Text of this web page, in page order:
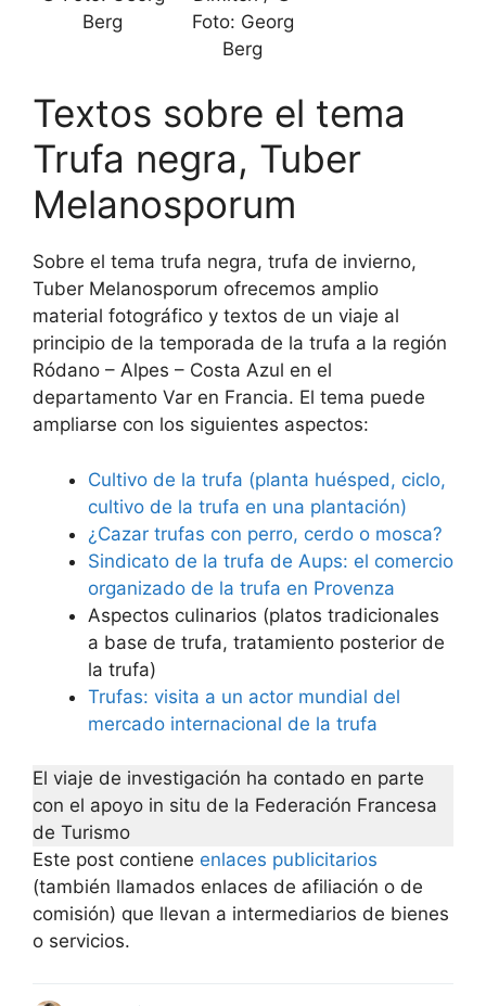
Berg
Foto: Georg
Berg
Textos sobre el tema
Trufa negra, Tuber
Melanosporum
Sobre el tema trufa negra, trufa de invierno,
Tuber Melanosporum ofrecemos amplio
material fotográfico y textos de un viaje al
principio de la temporada de la trufa a la región
Ródano – Alpes – Costa Azul en el
departamento Var en Francia. El tema puede
ampliarse con los siguientes aspectos:
Cultivo de la trufa (planta huésped, ciclo,
cultivo de la trufa en una plantación)
¿Cazar trufas con perro, cerdo o mosca?
Sindicato de la trufa de Aups: el comercio
organizado de la trufa en Provenza
Aspectos culinarios (platos tradicionales
a base de trufa, tratamiento posterior de
la trufa)
Trufas: visita a un actor mundial del
mercado internacional de la trufa
El viaje de investigación ha contado en parte
con el apoyo in situ de la Federación Francesa
de Turismo
Este post contiene enlaces publicitarios
(también llamados enlaces de afiliación o de
comisión) que llevan a intermediarios de bienes
o servicios.